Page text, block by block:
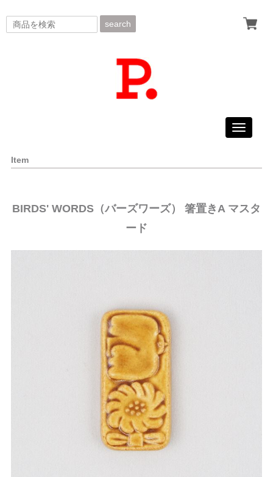
search
Toggle
Item
BIRDS' WORDS（バーズワーズ） 箸置きA マスタ
ード